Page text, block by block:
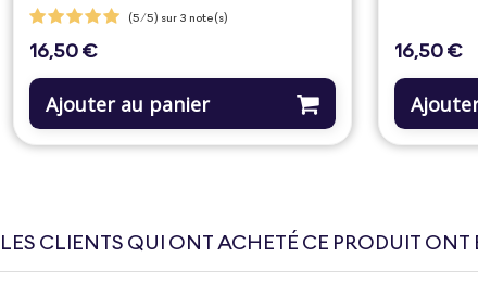
(5/5) sur 3 note(s)
Prix
16,50 €
Ajouter au panier
Prix
16,50 €
LES CLIENTS QUI ONT ACHETÉ CE PRODUIT